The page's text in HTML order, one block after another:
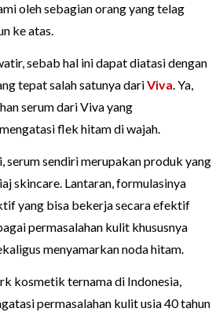
oleh sebagian orang yang telag
ke atas.
sebab hal ini dapat diatasi dengan
tepat salah satunya dariViva. Ya,
serum dari Viva yang
flek hitam di wajah.
serum sendiri merupakan produk yang
skincare. Lantaran, formulasinya
yang bisa bekerja secara efektif
permasalahan kulit khususnya
menyamarkan noda hitam.
kosmetik ternama di Indonesia,
permasalahan kulit usia 40 tahun